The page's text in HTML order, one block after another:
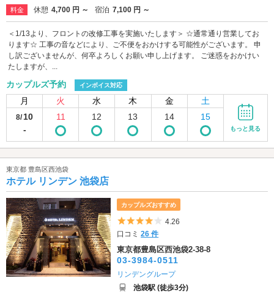
料金 休憩 4,700 円 ～ 宿泊 7,100 円 ～
＜1/13より、フロントの改修工事を実施いたします＞ ☆通常通り営業してお
ります☆ 工事の音などにより、ご不便をおかけする可能性がございます。 申
し訳ございませんが、何卒よろしくお願い申し上げます。 ご迷惑をおかけい
たしますが、...
カップルズ予約 インボイス対応
月 火 水 木 金 土
8/10
-
11 12 13 14 15
もっと見る
東京都 豊島区西池袋
ホテル リンデン 池袋店
カップルズおすすめ
5つ星のうち4
4.26
口コミ26 件
東京都豊島区西池袋2-38-8
03-3984-0511
リンデングループ
池袋駅 (徒歩3分)